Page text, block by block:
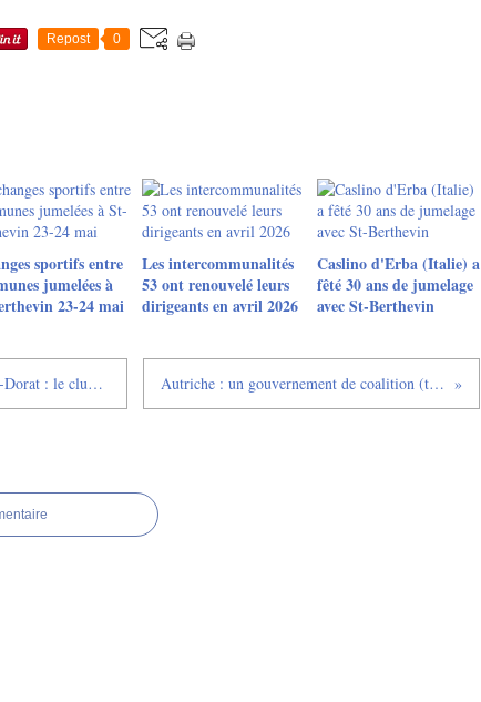
Repost 0
sportifs entre
jumelées à
23-24 mai
Les intercommunalités
53 ont renouvelé leurs
dirigeants en avril 2026
Caslino d'Erba (Italie) a
fêté 30 ans de jumelage
avec St-Berthevin
St-Berthevin et St-Loup-du-Dorat : le club de tennis de table a 60 ans Autriche : un gouvernement de coalition (trois partis) à la tête du pays